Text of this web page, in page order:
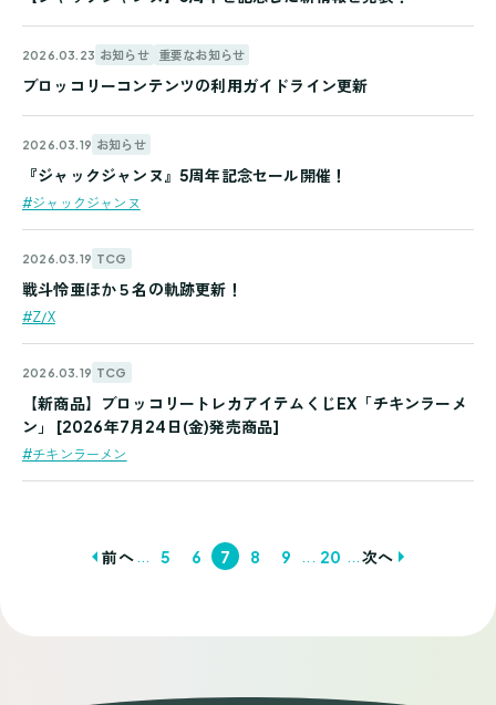
2026.03.23 お知らせ 重要なお知らせ
ブロッコリーコンテンツの利用ガイドライン更新
2026.03.19 お知らせ
#ジャックジャンヌ
『ジャックジャンヌ』5周年記念セール開催！
2026.03.19 TCG
#Z/X
戦斗怜亜ほか５名の軌跡更新！
2026.03.19 TCG
#チキンラーメン
【新商品】ブロッコリートレカアイテムくじEX「チキンラーメ
ン」 [2026年7月24日(金)発売商品]
前へ 5 6 7 8 9 20 次へ